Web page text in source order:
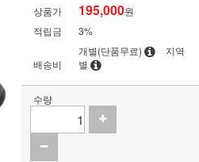
상품가 195,000원
적립금
3%
배송비
개별(단품무료)
지역
별
수량